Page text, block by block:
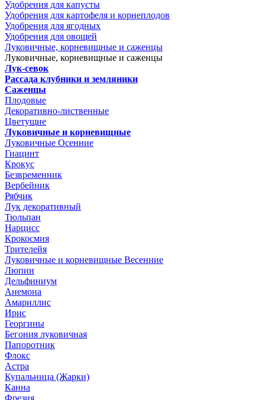
Удобрения для капусты
Удобрения для картофеля и корнеплодов
Удобрения для ягодных
Удобрения для овощей
Луковичные, корневищные и саженцы
Луковичные, корневищные и саженцы
Лук-севок
Рассада клубники и земляники
Саженцы
Плодовые
Декоративно-лиственные
Цветущие
Луковичные и корневищные
Луковичные Осенние
Гиацинт
Крокус
Безвременник
Вербейник
Рябчик
Лук декоративный
Тюльпан
Нарцисс
Крокосмия
Трителейя
Луковичные и корневищные Весенние
Люпин
Дельфиниум
Анемона
Амариллис
Ирис
Георгины
Бегония луковичная
Папоротник
Флокс
Астра
Купальница (Жарки)
Канна
Фрезия